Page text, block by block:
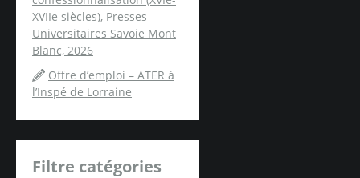
XVIIe siècles), Presses
Universitaires Savoie Mont
Blanc, 2026
Offre d’emploi – ATER à
l’Inspé de Lorraine
Filtre catégories